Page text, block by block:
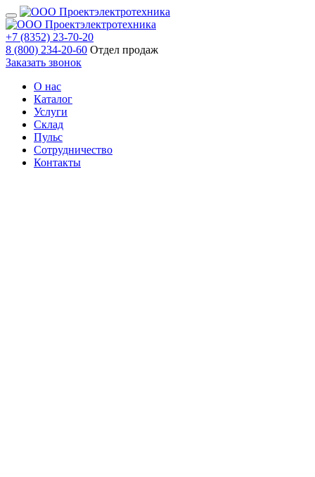
+7 (8352) 23-70-20
8 (800) 234-20-60 Отдел продаж
Заказать звонок
О нас
Каталог
Услуги
Склад
Пульс
Сотрудничество
Контакты